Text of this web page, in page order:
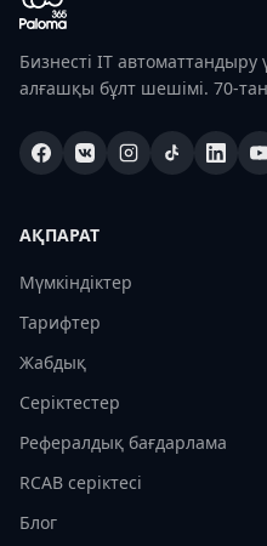
Бизнесті IT
алғашқы бұлт шешімі. 70-
АҚПАРАТ
Мүмкіндіктер
Тарифтер
Жабдық
Серіктестер
Рефералдық бағдарлама
RCAB серіктесі
Блог